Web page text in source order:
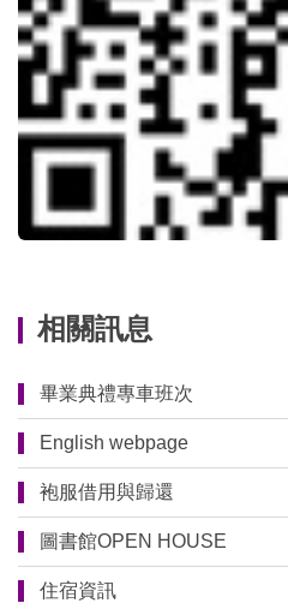
相關訊息
畢業典禮專車班次
English webpage
袍服借用與歸還
圖書館OPEN HOUSE
住宿資訊